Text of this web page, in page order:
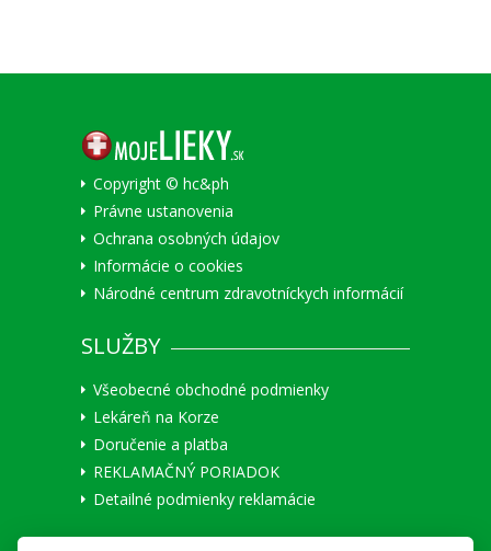
Copyright © hc&ph
Právne ustanovenia
Ochrana osobných údajov
Informácie o cookies
Národné centrum zdravotníckych informácií
SLUŽBY
Všeobecné obchodné podmienky
Lekáreň na Korze
Doručenie a platba
REKLAMAČNÝ PORIADOK
Detailné podmienky reklamácie